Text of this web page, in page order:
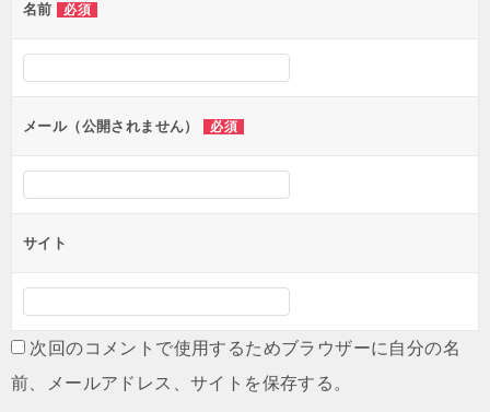
名前 必須
メール（公開されません） 必須
サイト
次回のコメントで使用するためブラウザーに自分の名
前、メールアドレス、サイトを保存する。